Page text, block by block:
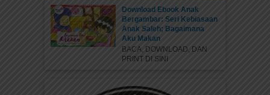
Download Ebook Anak
Bergambar: Seri Kebiasaan
Anak Saleh; Bagaimana
Aku Makan
BACA, DOWNLOAD, DAN
PRINT DI SINI